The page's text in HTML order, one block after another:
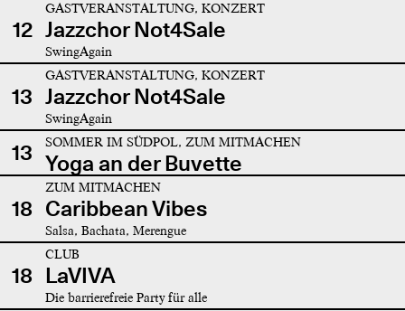
12
GASTVERANSTALTUNG, KONZERT
Jazzchor Not4Sale
SwingAgain
13
GASTVERANSTALTUNG, KONZERT
Jazzchor Not4Sale
SwingAgain
13 SOMMER IM SÜDPOL, ZUM MITMACHEN
Yoga an der Buvette
18
ZUM MITMACHEN
Caribbean Vibes
Salsa, Bachata, Merengue
18
CLUB
LaVIVA
Die barrierefreie Party für alle